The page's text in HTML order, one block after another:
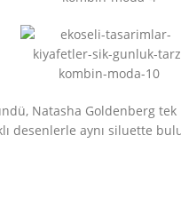
Natasha Goldenberg
desenlerle aynı siluette